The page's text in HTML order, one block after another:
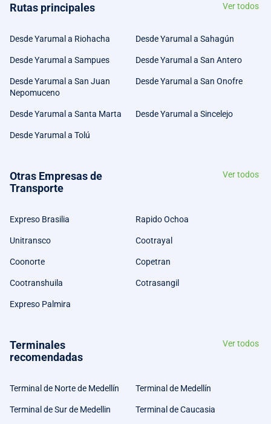
Rutas principales Ver todos
Desde Yarumal a Riohacha Desde Yarumal a Sahagún
Desde Yarumal a Sampues Desde Yarumal a San Antero
Desde Yarumal a San Juan
Nepomuceno
Desde Yarumal a San Onofre
Desde Yarumal a Santa Marta Desde Yarumal a Sincelejo
Desde Yarumal a Tolú
Otras Empresas de
Transporte
Ver todos
Expreso Brasilia Rapido Ochoa
Unitransco Cootrayal
Coonorte Copetran
Cootranshuila Cotrasangil
Expreso Palmira
Terminales
recomendadas
Ver todos
Terminal de Norte de Medellín Terminal de Medellín
Terminal de Sur de Medellin Terminal de Caucasia